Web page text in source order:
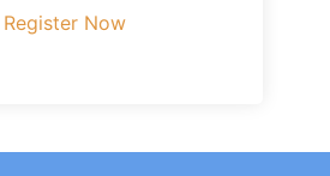
Register Now